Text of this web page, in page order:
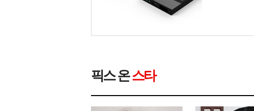
픽스 온스타